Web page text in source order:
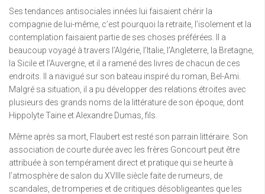
Ses tendances antisociales innées lui faisaient chérir la
compagnie de lui-même, c’est pourquoi la retraite, l’isolement et la
contemplation faisaient partie de ses choses préférées. Il a
beaucoup voyagé à travers l’Algérie, l’Italie, l’Angleterre, la Bretagne,
la Sicile et l’Auvergne, et il a ramené des livres de chacun de ces
endroits. Il a navigué sur son bateau inspiré du roman, Bel-Ami.
Malgré sa situation, il a pu développer des relations étroites avec
plusieurs des grands noms de la littérature de son époque, dont
Hippolyte Taine et Alexandre Dumas, fils.
Même après sa mort, Flaubert est resté son parrain littéraire. Son
association de courte durée avec les frères Goncourt peut être
attribuée à son tempérament direct et pratique qui se heurte à
l’atmosphère de salon du XVIIIe siècle faite de rumeurs, de
scandales, de tromperies et de critiques désobligeantes que les